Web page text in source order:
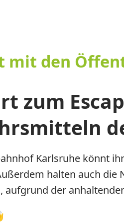
mit den
zum
Karlsruhe könnt
halten auch die
aufgrund der